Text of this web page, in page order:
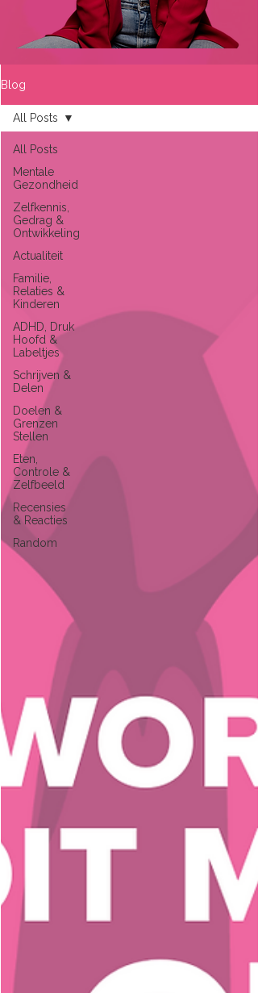
Blog
All Posts
Mentale
Gezondheid
Zelfkennis,
Gedrag &
Ontwikkeling
Actualiteit
Familie,
Relaties &
Kinderen
ADHD, Druk
Hoofd &
Labeltjes
Schrijven &
Delen
Doelen &
Grenzen
Stellen
Eten,
Controle &
Zelfbeeld
Recensies
& Reacties
Random
All Posts